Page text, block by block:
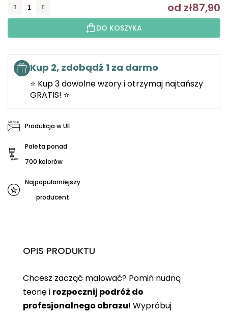
od zł87,90
DO KOSZYKA
Kup 2, zdobądź 1 za darmo
⭐ Kup 3 dowolne wzory i otrzymaj najtańszy
GRATIS! ⭐
Produkcja w UE
Paleta ponad
700 kolorów
Najpopularniejszy
producent
OPIS PRODUKTU
Chcesz zacząć malować? Pomiń nudną
teorię i rozpocznij podróż do
profesjonalnego obrazu! Wypróbuj